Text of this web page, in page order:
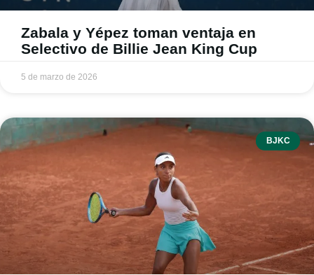
Zabala y Yépez toman ventaja en
Selectivo de Billie Jean King Cup
5 de marzo de 2026
BJKC